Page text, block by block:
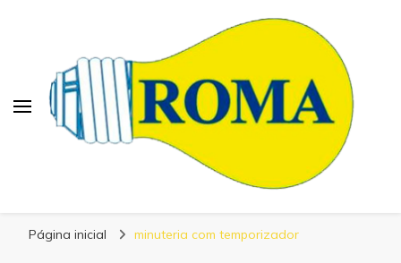
Eletrônicos
Página inicial minuteria com temporizador